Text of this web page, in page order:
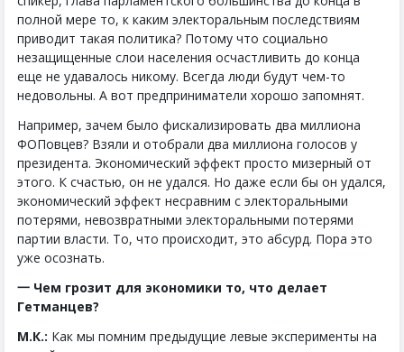
полной мере то, к каким электоральным последствиям
приводит такая политика? Потому что социально
незащищенные слои населения осчастливить до конца
еще не удавалось никому. Всегда люди будут чем-то
недовольны. А вот предприниматели хорошо запомнят.
Например, зачем было фискализировать два миллиона
ФОПовцев? Взяли и отобрали два миллиона голосов у
президента. Экономический эффект просто мизерный от
этого. К счастью, он не удался. Но даже если бы он удался,
экономический эффект несравним с электоральными
потерями, невозвратными электоральными потерями
партии власти. То, что происходит, это абсурд. Пора это
уже осознать.
一 Чем грозит для экономики то, что делает
Гетманцев?
М.К.: Как мы помним предыдущие левые эксперименты на